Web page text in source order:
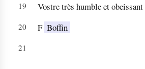
19 Vostre très humble et
20 F Boffin
21